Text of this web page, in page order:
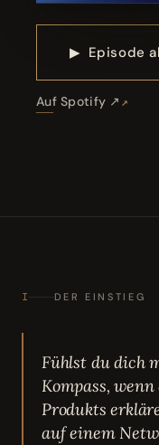
▶ Episode
Auf Spotify ↗
I DER EINSTIEG
Fühlst du dich
Kompass,
Produkts
auf einem